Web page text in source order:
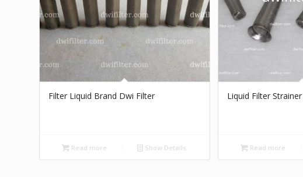
Filter Liquid Brand Dwi Filter
Read more Show Details
Liquid Filter
Read more